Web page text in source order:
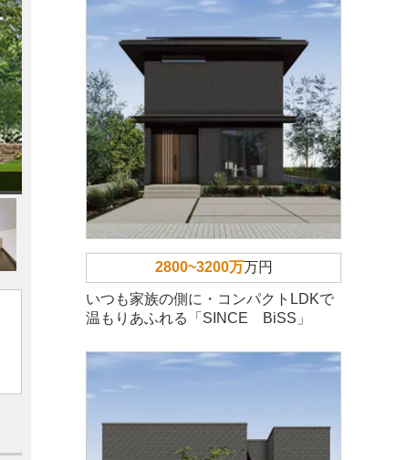
2800~3200万万円
いつも家族の側に・コンパクトLDKで
温もりあふれる「SINCE BiSS」